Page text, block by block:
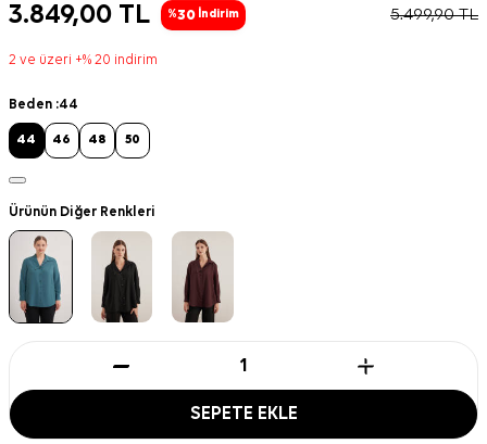
3.849,00 TL %30 İndirim 5.499,90TL
2 ve üzeri +% 20 indirim
Beden :44
44 46 48 50
Ürünün Diğer Renkleri
SEPETE EKLE